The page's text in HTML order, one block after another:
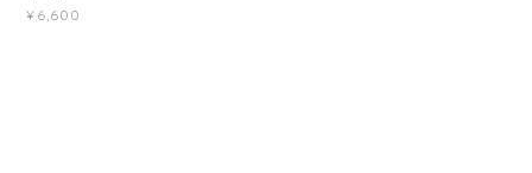
¥6,600